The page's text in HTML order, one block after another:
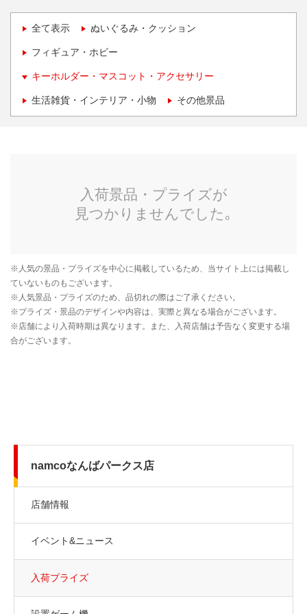
全て表示 ぬいぐるみ・クッション
フィギュア・ホビー
キーホルダー・マスコット・アクセサリー
生活雑貨・インテリア・小物 その他景品
namcoなんばパークス店
店舗情報
イベント&ニュース
入荷プライズ